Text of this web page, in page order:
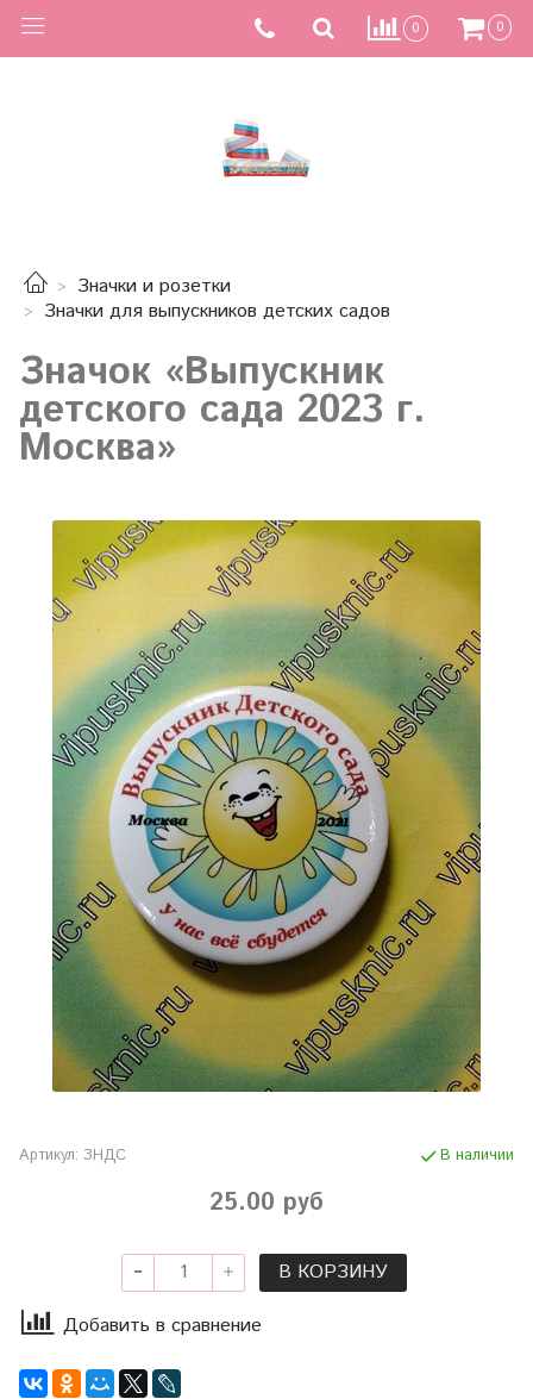
0 0
Значки и розетки
Значки для выпускников детских садов
Значок «Выпускник
детского сада 2023 г.
Москва»
Артикул: ЗНДС В наличии
25.00 руб
В КОРЗИНУ
Добавить в сравнение